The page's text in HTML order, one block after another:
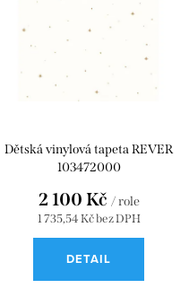
Dětská vinylová tapeta REVER
103472000
1 735,54 Kč bez DPH
2 100 Kč / role
DETAIL